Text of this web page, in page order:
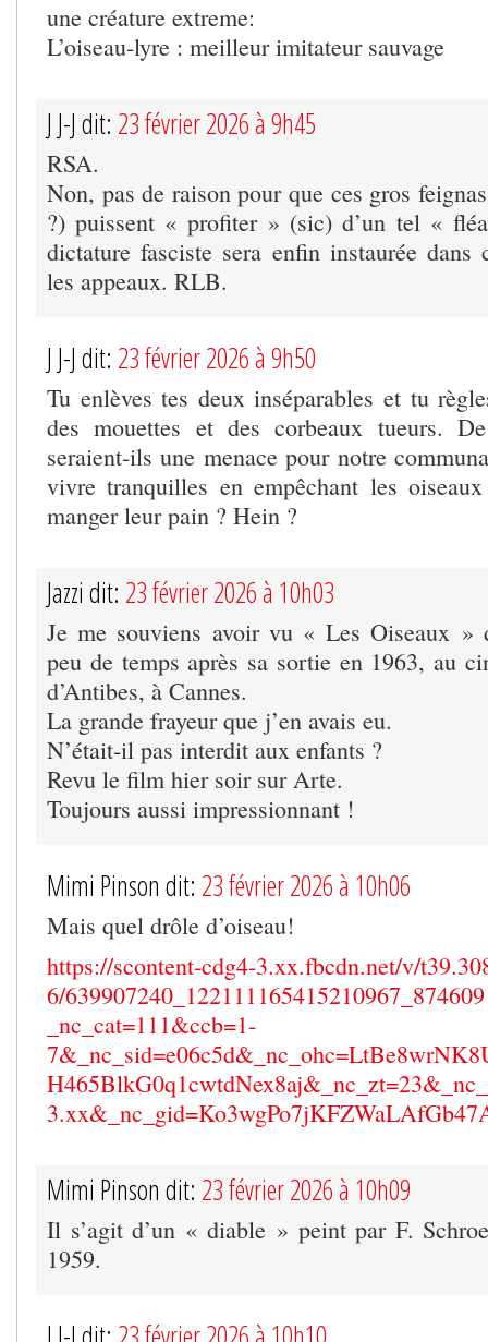
une créature extreme:
L’oiseau-lyre : meilleur imitateur sauvage
J J-J dit: 23 février 2026 à 9h45
RSA.
Non, pas de raison pour que ces gros
?) puissent « profiter » (sic) d’un tel «
dictature fasciste sera enfin instaurée
les appeaux. RLB.
J J-J dit: 23 février 2026 à 9h50
Tu enlèves tes deux inséparables et tu
des mouettes et des corbeaux tueurs.
seraient-ils une menace pour notre
vivre tranquilles en empêchant les
manger leur pain ? Hein ?
Jazzi dit: 23 février 2026 à 10h03
Je me souviens avoir vu « Les Oiseaux »
peu de temps après sa sortie en 1963, au
d’Antibes, à Cannes.
La grande frayeur que j’en avais eu.
N’était-il pas interdit aux enfants ?
Revu le film hier soir sur Arte.
Toujours aussi impressionnant !
Mimi Pinson dit: 23 février 2026 à 10h06
Mais quel drôle d’oiseau!
https://scontent-cdg4-3.xx.fbcdn.net/v/
6/
_nc_cat=111&ccb=1-
Mimi Pinson dit: 23 février 2026 à 10h09
Il s’agit d’un « diable » peint par F.
1959.